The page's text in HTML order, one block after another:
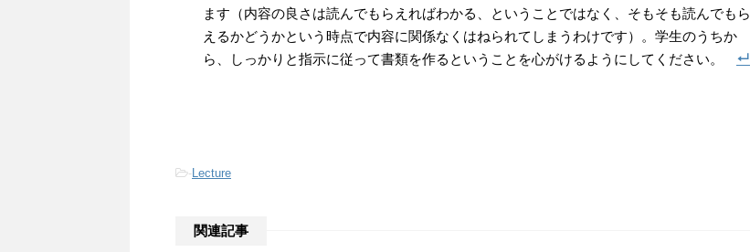
ます（内容の良さは読んでもらえればわかる、ということではなく、そもそも読んでもら
えるかどうかという時点で内容に関係なくはねられてしまうわけです）。学生のうちか
ら、しっかりと指示に従って書類を作るということを心がけるようにしてください。
-Lecture
関連記事